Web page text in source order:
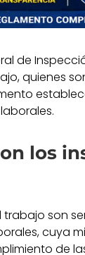
de
quienes
los
trabajo son
cuya
de